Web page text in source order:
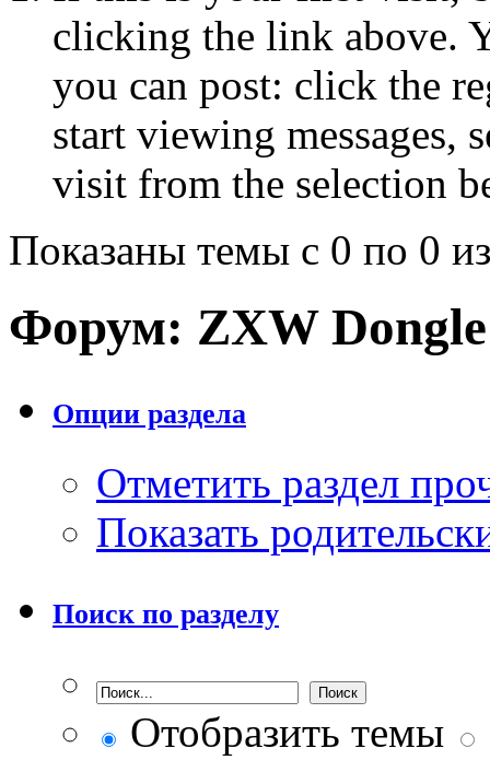
clicking the link above.
you can post: click the
start viewing messages,
visit from the selection
Показаны темы с 0 по 0
Форум: ZXW Dongle
Опции раздела
Отметить раздел
Показать
Поиск по разделу
Отобразить темы